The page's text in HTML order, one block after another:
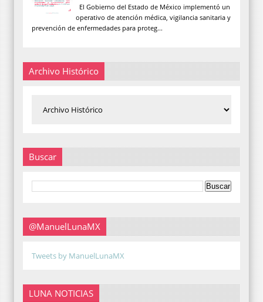
El Gobierno del Estado de México implementó un
operativo de atención médica, vigilancia sanitaria y
prevención de enfermedades para proteg...
Archivo Histórico
Buscar
@ManuelLunaMX
Tweets by ManuelLunaMX
LUNA NOTICIAS